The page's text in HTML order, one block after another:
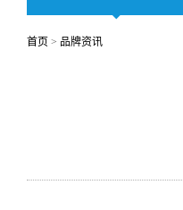
首页 > 品牌资讯